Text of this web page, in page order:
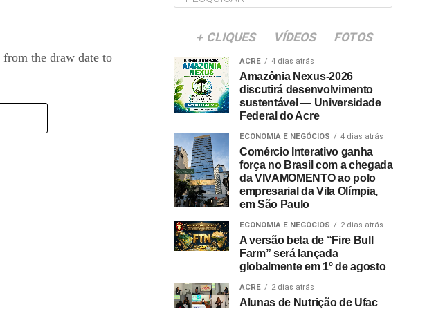
the draw date to
+ CLIQUES VÍDEOS FOTOS
ACRE 4 dias atrás
Amazônia Nexus-2026
discutirá desenvolvimento
sustentável — Universidade
Federal do Acre
ECONOMIA E NEGÓCIOS 4 dias atrás
Comércio Interativo ganha
força no Brasil com a chegada
da VIVAMOMENTO ao polo
empresarial da Vila Olímpia,
em São Paulo
ECONOMIA E NEGÓCIOS 2 dias atrás
A versão beta de “Fire Bull
Farm” será lançada
globalmente em 1º de agosto
ACRE 2 dias atrás
Alunas de Nutrição de Ufac